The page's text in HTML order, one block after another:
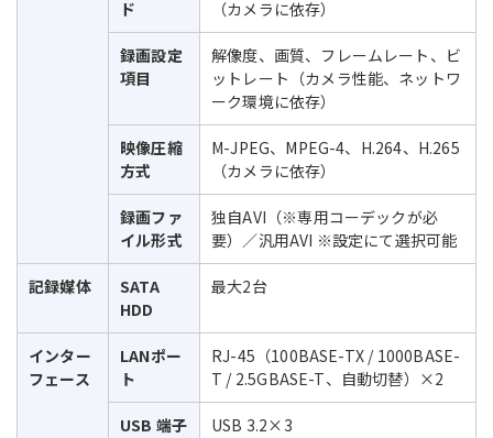
ド （カメラに依存）
録画設定
項目
解像度、画質、フレームレート、ビ
ットレート（カメラ性能、ネットワ
ーク環境に依存）
映像圧縮
方式
M-JPEG、MPEG-4、H.264、H.265
（カメラに依存）
録画ファ
イル形式
独自AVI（※専用コーデックが必
要）／汎用AVI ※設定にて選択可能
記録媒体
SATA
HDD
最大2台
インター
フェース
LANポー
ト
RJ-45（100BASE-TX / 1000BASE-
T / 2.5GBASE-T、自動切替）×2
USB 端子 USB 3.2×3